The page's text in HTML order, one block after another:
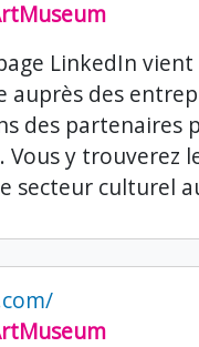
LinkedIn
auprès des
des partenaires
Vous y trouverez
secteur culturel